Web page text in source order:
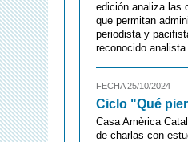
edición analiza las
que permitan
periodista y
reconocido
FECHA 25/10/2024
Ciclo "Qué
Casa Amèrica
de charlas con